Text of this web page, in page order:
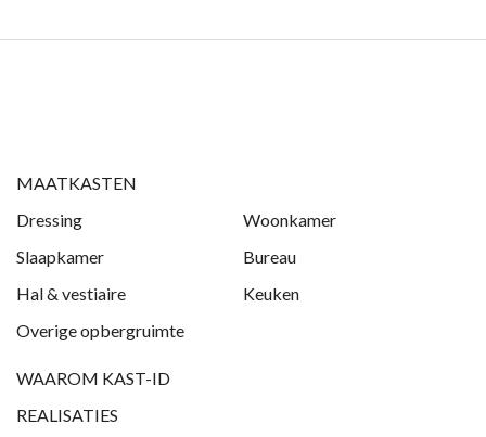
MAATKASTEN
Dressing
Woonkamer
Slaapkamer
Bureau
Hal & vestiaire
Keuken
Overige opbergruimte
WAAROM KAST-ID
REALISATIES